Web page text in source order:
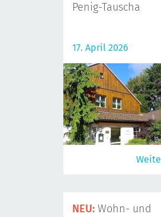
Penig-Tauscha
17. April 2026
NEU: Wohn- und